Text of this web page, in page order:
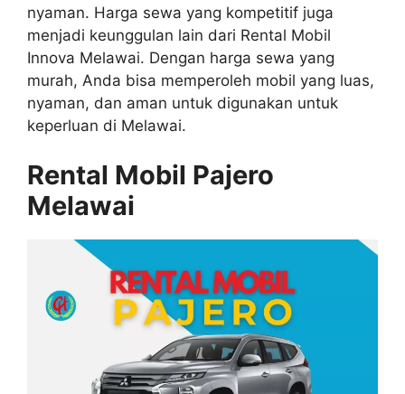
nyaman. Harga sewa yang kompetitif juga
menjadi keunggulan lain dari Rental Mobil
Innova Melawai. Dengan harga sewa yang
murah, Anda bisa memperoleh mobil yang luas,
nyaman, dan aman untuk digunakan untuk
keperluan di Melawai.
Rental Mobil Pajero
Melawai